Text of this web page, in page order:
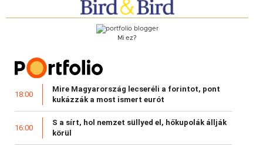
Mi ez?
18:00
Mire Magyarország lecseréli a forintot, pont
kukázzák a most ismert eurót
16:00
S a sírt, hol nemzet süllyed el, hőkupolák állják
körül